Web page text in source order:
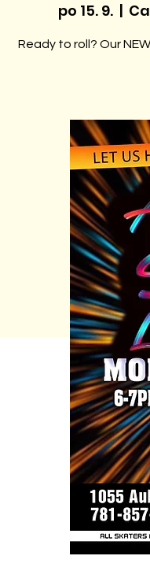
po 15. 9.
  |
Ready to roll? Our